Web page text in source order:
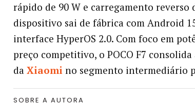
rápido de 90 W e carregamento reverso
dispositivo sai de fábrica com Android
interface HyperOS 2.0. Com foco em
preço competitivo, o POCO F7
da Xiaomino segmento intermediário
SOBRE A AUTORA